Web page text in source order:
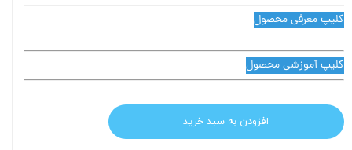
کلیپ معرفی محصول
کلیپ آموزشی محصول
افزودن به سبد خرید